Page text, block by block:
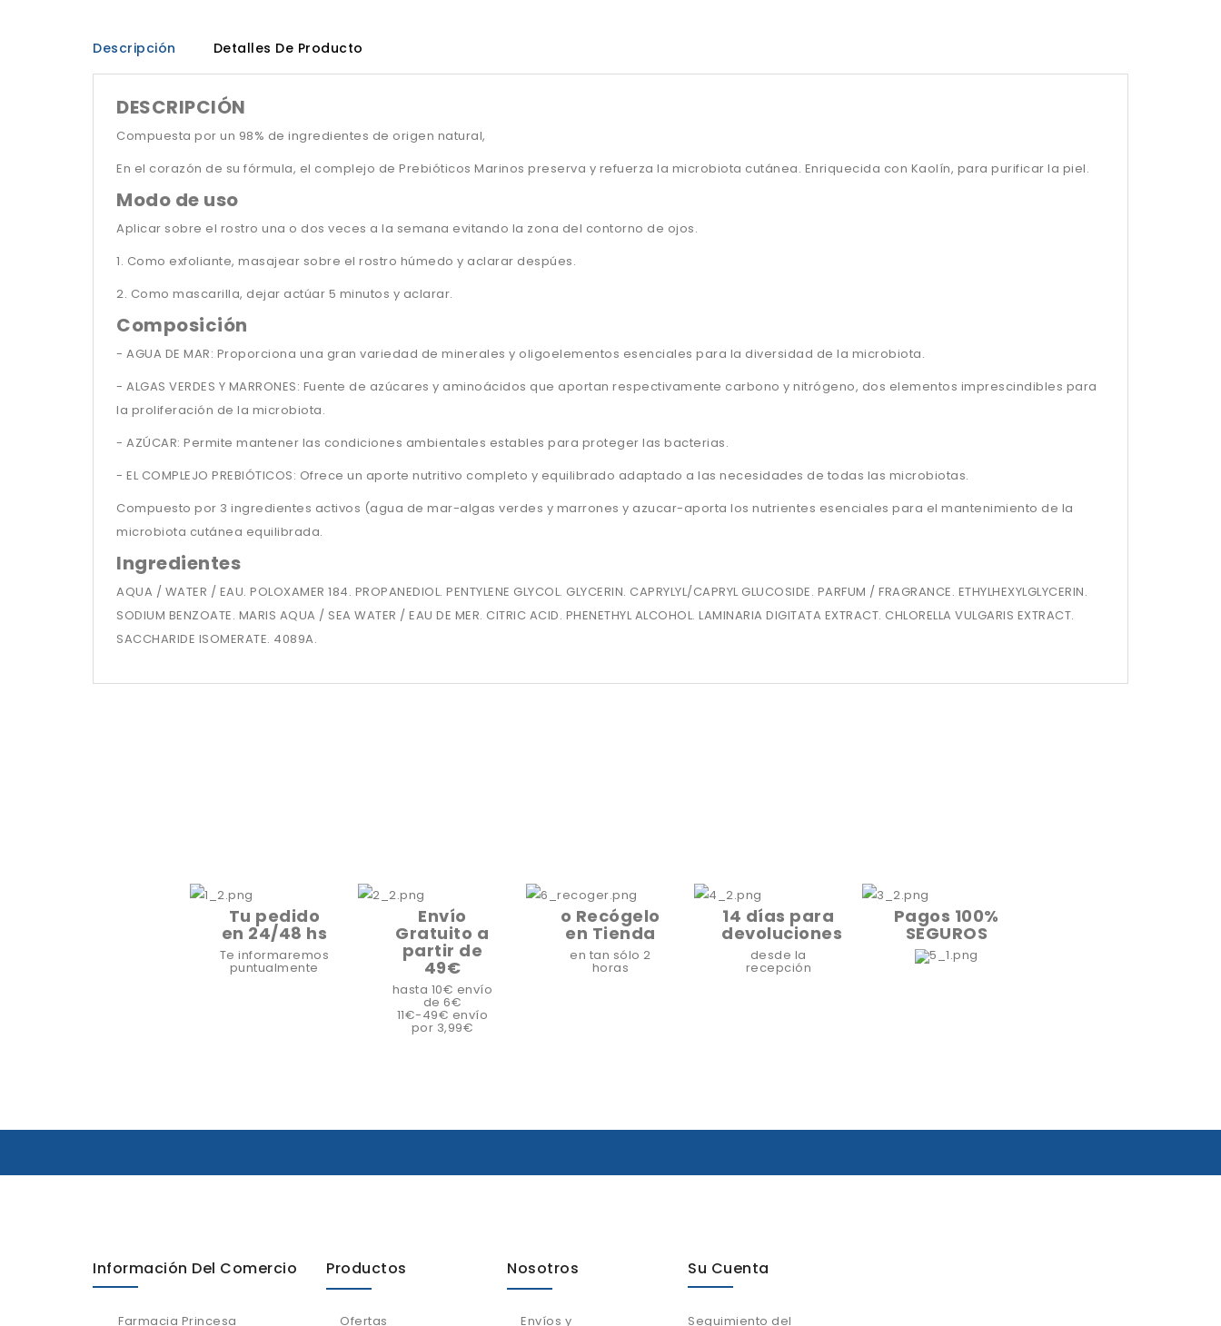
Descripción Detalles De Producto
DESCRIPCIÓN
Compuesta por un 98% de ingredientes de origen natural,
En el corazón de su fórmula, el complejo de Prebióticos Marinos preserva y refuerza la microbiota cutánea. Enriquecida con Kaolín, para purificar la piel.
Modo de uso
Aplicar sobre el rostro una o dos veces a la semana evitando la zona del contorno de ojos.
1. Como exfoliante, masajear sobre el rostro húmedo y aclarar despúes.
2. Como mascarilla, dejar actúar 5 minutos y aclarar.
Composición
- AGUA DE MAR: Proporciona una gran variedad de minerales y oligoelementos esenciales para la diversidad de la microbiota.
- ALGAS VERDES Y MARRONES: Fuente de azúcares y aminoácidos que aportan respectivamente carbono y nitrógeno, dos elementos imprescindibles para
la proliferación de la microbiota.
- AZÚCAR: Permite mantener las condiciones ambientales estables para proteger las bacterias.
- EL COMPLEJO PREBIÓTICOS: Ofrece un aporte nutritivo completo y equilibrado adaptado a las necesidades de todas las microbiotas.
Compuesto por 3 ingredientes activos (agua de mar-algas verdes y marrones y azucar-aporta los nutrientes esenciales para el mantenimiento de la
microbiota cutánea equilibrada.
Ingredientes
AQUA / WATER / EAU. POLOXAMER 184. PROPANEDIOL. PENTYLENE GLYCOL. GLYCERIN. CAPRYLYL/CAPRYL GLUCOSIDE. PARFUM / FRAGRANCE. ETHYLHEXYLGLYCERIN.
SODIUM BENZOATE. MARIS AQUA / SEA WATER / EAU DE MER. CITRIC ACID. PHENETHYL ALCOHOL. LAMINARIA DIGITATA EXTRACT. CHLORELLA VULGARIS EXTRACT.
SACCHARIDE ISOMERATE. 4089A.
Tu pedido
en 24/48 hs
Te informaremos
puntualmente
Envío
Gratuito a
partir de
49€
hasta 10€ envío
de 6€
11€-49€ envío
por 3,99€
o Recógelo
en Tienda
en tan sólo 2
horas
14 días para
devoluciones
desde la
recepción
Pagos 100%
SEGUROS
Información Del Comercio
Farmacia Princesa
Productos
Ofertas
Nosotros
Envíos y
Su Cuenta
Seguimiento del